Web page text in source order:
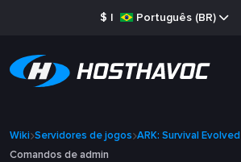
$ | Português (BR)
Wiki Servidores de jogos ARK: Survival Evolved
Comandos de admin